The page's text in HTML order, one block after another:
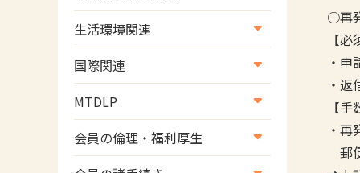
○再
【必
・申
・返
【
・
郵
研修会
協会認定資格試験・審査会情
報
介護保険情報
児童福祉・障害福祉情報
地域社会振興部地域事業支援
課【認知症対策班】
地域社会振興部地域事業支援
課【地域包括ケア推進班】
地域社会振興部地域事業支援
課【運転と地域移動推進班】
生活環境関連
生活環境・福祉用具支援
国際関連
国際関連
WFOT等海外関連情報
MTDLP
MTDLP室
会員の倫理・福利厚生